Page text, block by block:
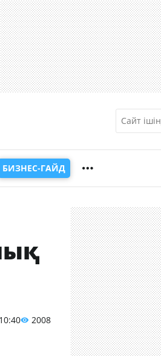
БИЗНЕС-ГАЙД
2008